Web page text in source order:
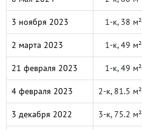
3 ноября 2023 1-к, 38 м²
2 марта 2023 1-к, 49 м²
21 февраля 2023 1-к, 49 м²
4 февраля 2023 2-к, 81.5 м²
3 декабря 2022 3-к, 75.2 м²